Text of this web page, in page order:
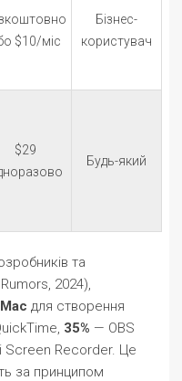
$10/міс
Бізнес-
користувач
$29
Будь-який
та
2024),
для створення
35% — OBS
Screen Recorder. Це
за принципом